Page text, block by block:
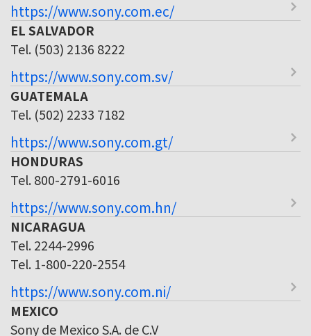
https://www.sony.com.ec/
EL SALVADOR
Tel. (503) 2136 8222
https://www.sony.com.sv/
GUATEMALA
Tel. (502) 2233 7182
https://www.sony.com.gt/
HONDURAS
Tel. 800-2791-6016
https://www.sony.com.hn/
NICARAGUA
Tel. 2244-2996
Tel. 1-800-220-2554
https://www.sony.com.ni/
MEXICO
Sony de Mexico S.A. de C.V